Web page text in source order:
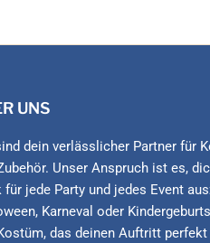
UNS
dein verlässlicher Partner für
Unser Anspruch ist es,
für jede Party und jedes Event
Karneval oder
das deinen Auftritt